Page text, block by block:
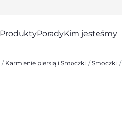
ProduktyPoradyKim jesteśmy
Karmienie piersią i Smoczki Smoczki